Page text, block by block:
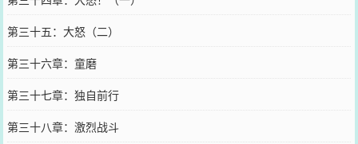
第三十五：大怒（二）
第三十六章：童磨
第三十七章：独自前行
第三十八章：激烈战斗